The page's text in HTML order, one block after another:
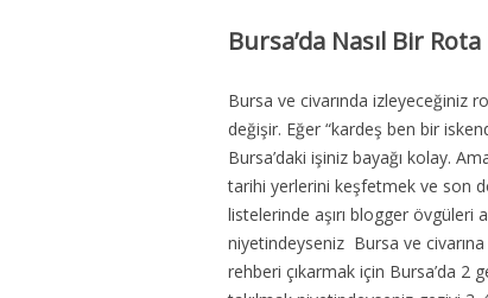
Bursa’da Nasıl Bir
Bursa ve civarında izleyeceğiniz
değişir. Eğer “kardeş ben bir
Bursa’daki işiniz bayağı kolay.
tarihi yerlerini keşfetmek ve son
listelerinde aşırı blogger övgüleri
niyetindeyseniz Bursa ve
rehberi çıkarmak için Bursa’da